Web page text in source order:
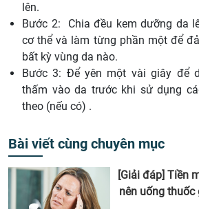
lên.
Bước 2: Chia đều kem dưỡng da
cơ thể và làm từng phần một để
bất kỳ vùng da nào.
Bước 3: Để yên một vài giây để
thấm vào da trước khi sử dụng
theo (nếu có) .
Bài viết cùng chuyên mục
[Giải đáp] Tiền
nên uống thuốc